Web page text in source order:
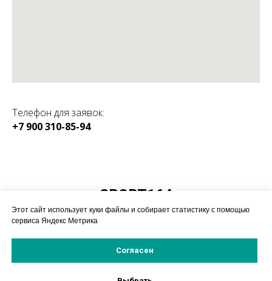
Этот сайт использует куки файлы и собирает статистику с помощью
сервиса Яндекс Метрика
Согласен
Телефон для заявок:
+7 900 310-85-94
SPORT164
Магазин спортивного
оборудования
Политика конфиденицальности